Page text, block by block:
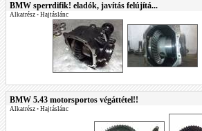
BMW sperrdifik! eladók, javítás felújítá...
Alkatrész • Hajtáslánc
BMW 5.43 motorsportos végáttétel!!
Alkatrész • Hajtáslánc